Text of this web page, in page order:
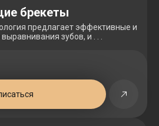
брекеты
предлагает эффективные и
зубов, и . . .